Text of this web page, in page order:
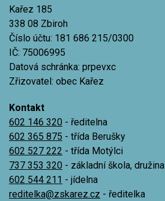
Kařez 185
338 08 Zbiroh
Číslo účtu: 181 686 215/0300
IČ: 75006995
Datová schránka: prpevxc
Zřizovatel: obec Kařez
Kontakt
602 146 320 - ředitelna
602 365 875 - třída Berušky
602 527 222 - třída Motýlci
737 353 320 - základní škola, družina
602 544 211 - jídelna
reditelka@zskarez.cz - ředitelka